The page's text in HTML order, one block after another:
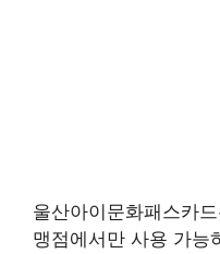
울산아이문화패스카
맹점에서만 사용 가능